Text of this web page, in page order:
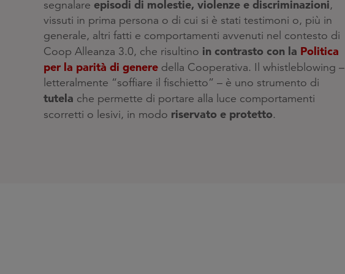
segnalare episodi di molestie, violenze e discriminazioni,
vissuti in prima persona o di cui si è stati testimoni o, più in
generale, altri fatti e comportamenti avvenuti nel contesto di
Coop Alleanza 3.0, che risultino in contrasto con la Politica
per la parità di genere della Cooperativa. Il whistleblowing –
letteralmente “soffiare il fischietto” – è uno strumento di
tutela che permette di portare alla luce comportamenti
scorretti o lesivi, in modo riservato e protetto.